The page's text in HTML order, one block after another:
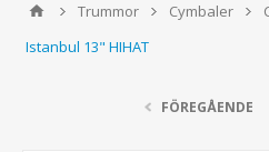
Trummor Cymbaler
Istanbul 13" HIHAT
FÖREGÅENDE